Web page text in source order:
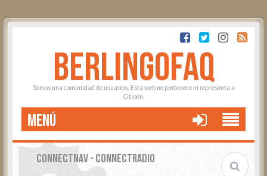
BERLINGOFAQ
Somos una comunidad de usuarios. Esta web no pertenece ni representa a
Citroën.
MENÚ
CONNECTNAV - CONNECTRADIO